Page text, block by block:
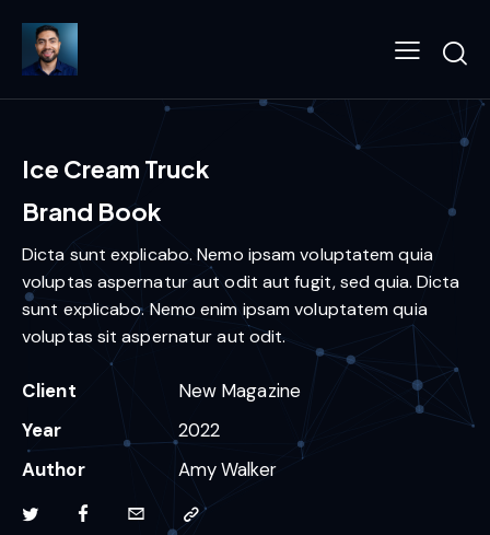
Ice Cream Truck
Brand Book
Dicta sunt explicabo. Nemo ipsam voluptatem quia
voluptas aspernatur aut odit aut fugit, sed quia. Dicta
sunt explicabo. Nemo enim ipsam voluptatem quia
voluptas sit aspernatur aut odit.
Client
New Magazine
Year
2022
Author
Amy Walker